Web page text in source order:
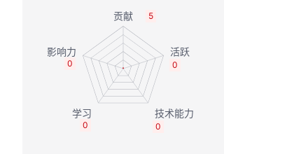
5
0
0
0
0